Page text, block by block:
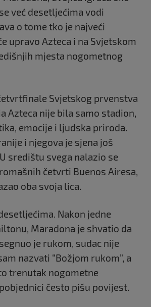
već desetljećima vodi
o tome tko je najveći
upravo Azteca i na Svjetskom
mjesta nogometnog
Svjetskog prvenstva
Azteca nije bila samo stadion,
emocije i ljudska priroda.
i njegova je sjena još
središtu svega nalazio se
četvrti Buenos Airesa,
oba svoja lica.
Nakon jedne
Maradona je shvatio da
je rukom, sudac nije
nazvati “Božjom rukom”, a
trenutak nogometne
često pišu povijest.